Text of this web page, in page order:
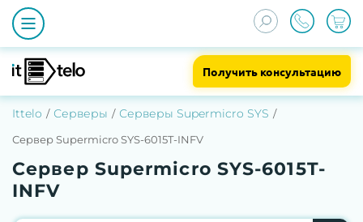
Получить консультацию
Ittelo Серверы Серверы Supermicro SYS
Сервер Supermicro SYS-6015T-INFV
Сервер Supermicro SYS-6015T-
INFV